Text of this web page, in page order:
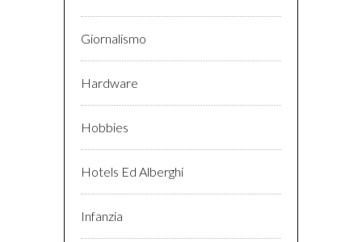
Giornalismo
Hardware
Hobbies
Hotels Ed Alberghi
Infanzia